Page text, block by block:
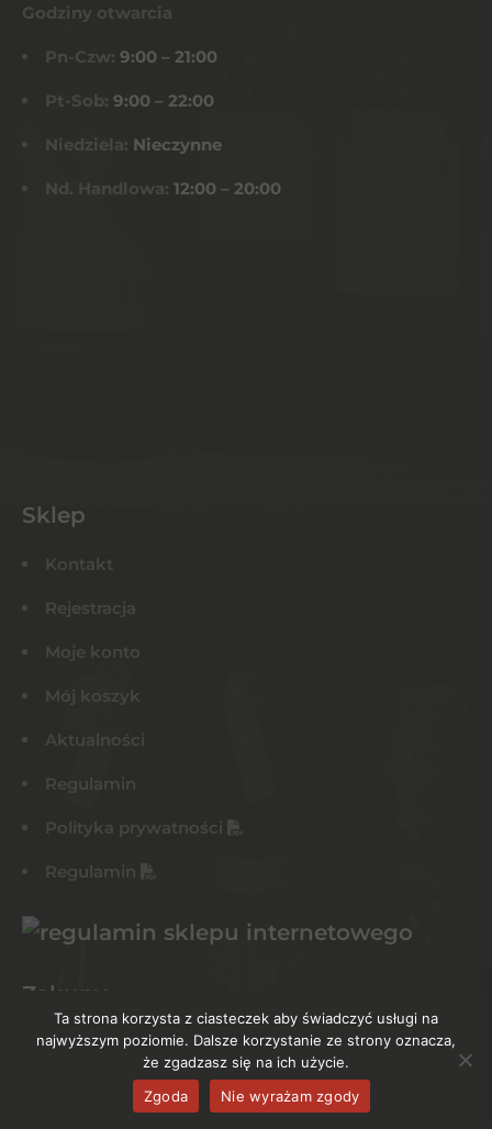
Godziny otwarcia
Pn-Czw: 9:00 – 21:00
Pt-Sob: 9:00 – 22:00
Niedziela: Nieczynne
Nd. Handlowa: 12:00 – 20:00
Sklep
Kontakt
Rejestracja
Moje konto
Mój koszyk
Aktualności
Regulamin
Polityka prywatności
Regulamin
Zakupy
Alkohole
Okazje Cenowe !!!
Ta strona korzysta z ciasteczek aby świadczyć usługi na
najwyższym poziomie. Dalsze korzystanie ze strony oznacza,
że zgadzasz się na ich użycie.
Zgoda
Nie wyrażam zgody